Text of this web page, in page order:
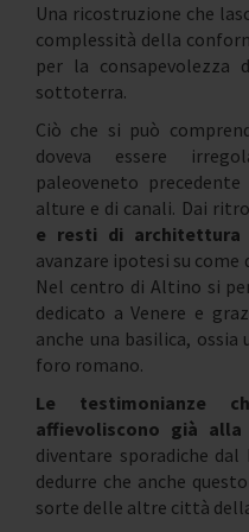
Una ricostruzione che
complessità della
per la consapevolezza
sottoterra.
Ciò che si può
doveva essere
paleoveneto
alture e di canali. Dai
e resti di architettura
avanzare ipotesi su come
Nel centro di Altino si
dedicato a Venere e
anche una basilica,
foro romano.
Le testimonianze
affievoliscono già
diventare sporadiche
dedurre che anche
sorte delle altre città